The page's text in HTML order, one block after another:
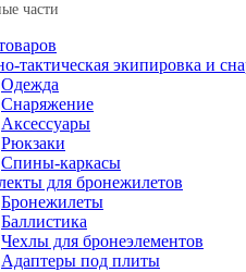
части
тактическая экипировка и
Одежда
Снаряжение
Аксессуары
Рюкзаки
Спины-каркасы
для бронежилетов
Бронежилеты
Баллистика
Чехлы для бронеэлементов
Адаптеры под плиты